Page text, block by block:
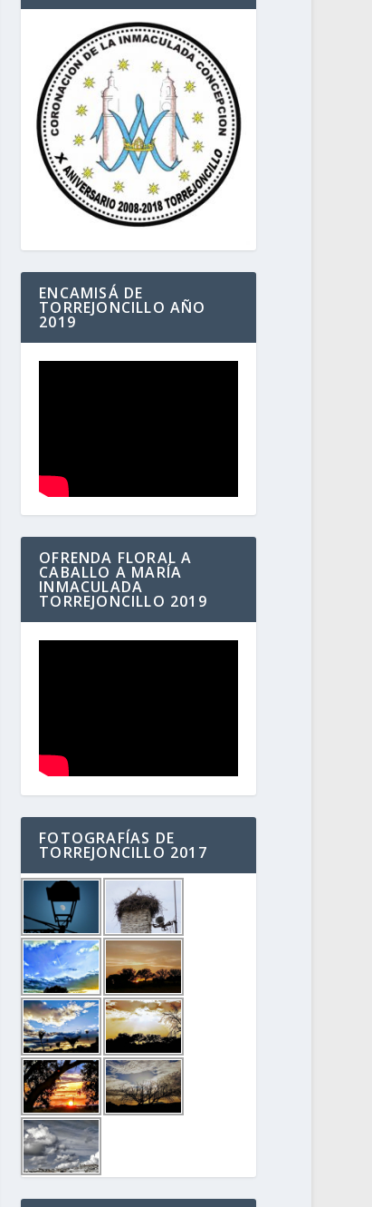
ENCAMISÁ DE
TORREJONCILLO AÑO
2019
OFRENDA FLORAL A
CABALLO A MARÍA
INMACULADA
TORREJONCILLO 2019
FOTOGRAFÍAS DE
TORREJONCILLO 2017